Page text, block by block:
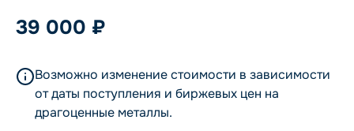
39 000 ₽
Возможно изменение стоимости в зависимости
от даты поступления и биржевых цен на
драгоценные металлы.